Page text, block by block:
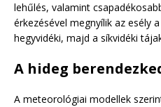
lehűlés, valamint
érkezésével megnyílik az esély
hegyvidéki, majd a síkvidéki
A hideg
A meteorológiai modellek